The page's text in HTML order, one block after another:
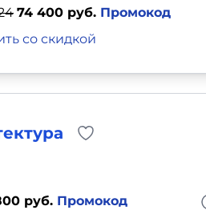
74 400 руб. Промокод
со скидкой
руб. Промокод